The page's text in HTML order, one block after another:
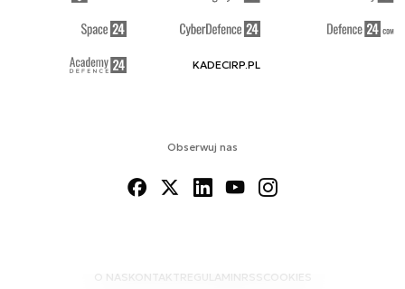
Obserwuj nas
O NAS KONTAKTREGULAMINRSS COOKIES
KADECIRP.PL